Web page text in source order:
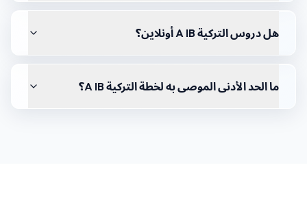
هل دروس التركية A IB أونلاين؟
ما الحد الأدنى الموصى به لخطة التركية A IB؟